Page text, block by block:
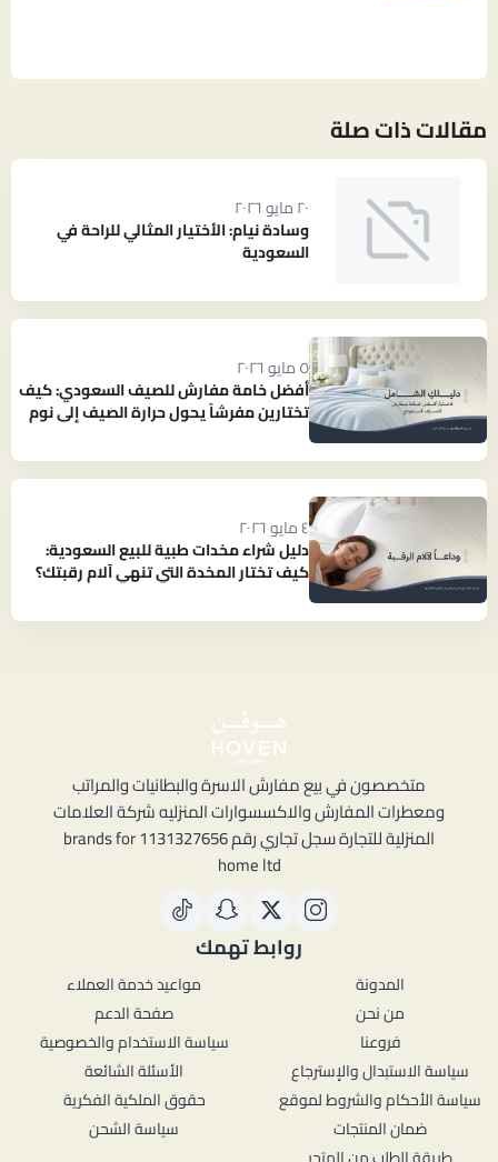
مقالات ذات صلة
٢٠ مايو ٢٠٢٦
وسادة نيام: الأختيار المثالي للراحة في
السعودية
٥ مايو ٢٠٢٦
أفضل خامة مفارش للصيف السعودي: كيف
تختارين مفرشاً يحول حرارة الصيف إلى نوم
٤ مايو ٢٠٢٦
دليل شراء مخدات طبية للبيع السعودية:
كيف تختار المخدة التي تنهي آلام رقبتك؟
متخصصون في بيع مفارش الاسرة والبطانيات والمراتب
ومعطرات المفارش والاكسسوارات المنزليه شركة العلامات
المنزلية للتجارة سجل تجاري رقم 1131327656 brands for
home ltd
روابط تهمك
المدونة
من نحن
فروعنا
سياسة الاستبدال والإسترجاع
سياسة الأحكام والشروط لموقع
ضمان المنتجات
مواعيد خدمة العملاء
صفحة الدعم
سياسة الاستخدام والخصوصية
الأسئلة الشائعة
حقوق الملكية الفكرية
سياسة الشحن